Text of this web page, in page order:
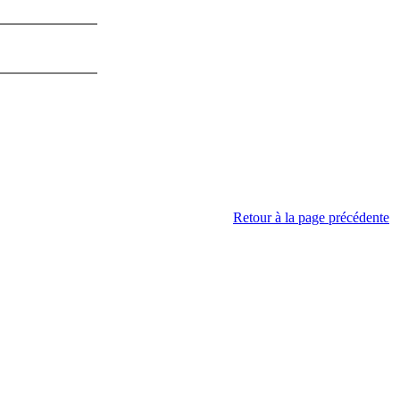
Retour à la page précédente